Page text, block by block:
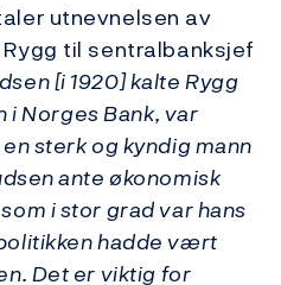
utnevnelsen av
til sentralbanksjef
[i 1920] kalte Rygg
Norges Bank, var
sterk og kyndig mann
ante økonomisk
i stor grad var hans
hadde vært
Det er viktig for